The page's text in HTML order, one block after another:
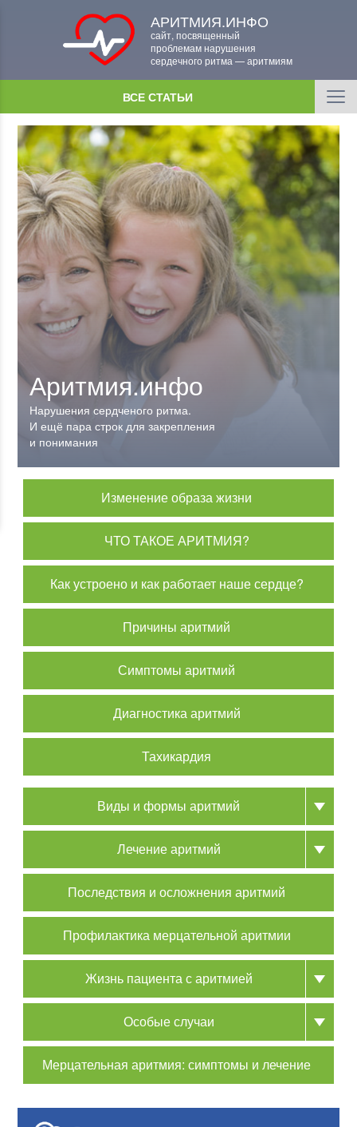
АРИТМИЯ.ИНФО
сайт, посвященный
проблемам нарушения
сердечного ритма — аритмиям
ВСЕ СТАТЬИ
Аритмия.инфо
Нарушения сердченого ритма.
И ещё пара строк для закрепления
и понимания
Изменение образа жизни
ЧТО ТАКОЕ АРИТМИЯ?
Как устроено и как работает наше сердце?
Причины аритмий
Симптомы аритмий
Диагностика аритмий
Тахикардия
Виды и формы аритмий
Лечение аритмий
Последствия и осложнения аритмий
Профилактика мерцательной аритмии
Жизнь пациента с аритмией
Особые случаи
Мерцательная аритмия: симптомы и лечение